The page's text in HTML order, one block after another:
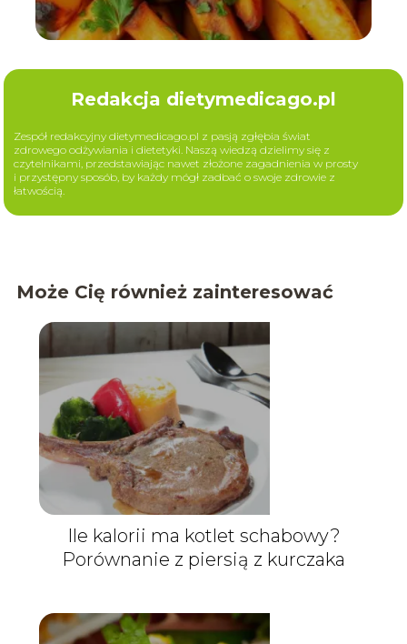
Redakcja dietymedicago.pl
Zespół redakcyjny dietymedicago.pl z pasją zgłębia świat
zdrowego odżywiania i dietetyki. Naszą wiedzą dzielimy się z
czytelnikami, przedstawiając nawet złożone zagadnienia w prosty
i przystępny sposób, by każdy mógł zadbać o swoje zdrowie z
łatwością.
Może Cię również zainteresować
Ile kalorii ma kotlet schabowy?
Porównanie z piersią z kurczaka